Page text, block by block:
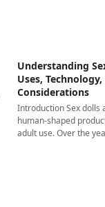
Understanding
Uses, Technology,
Considerations
Introduction Sex dolls
human-shaped
adult use. Over the